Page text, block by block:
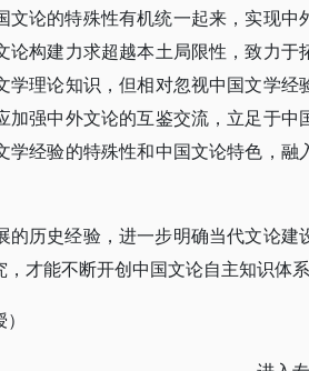
论的特殊性有机统一起来，实现中
论构建力求超越本土局限性，致力于
理论知识，但相对忽视中国文学经
强中外文论的互鉴交流，立足于中
经验的特殊性和中国文论特色，融
的历史经验，进一步明确当代文论建
才能不断开创中国文论自主知识体系